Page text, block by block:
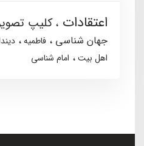
اعتقادات کلیپ
جهان شناسی
فاطمیه
اهل بیت
امام شناسی